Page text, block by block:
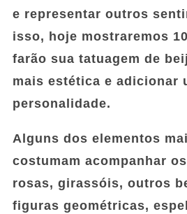
e representar outros
isso, hoje mostraremos
farão sua tatuagem de
mais estética e adicionar
personalidade.
Alguns dos elementos
costumam acompanhar
rosas, girassóis, outros
figuras geométricas,